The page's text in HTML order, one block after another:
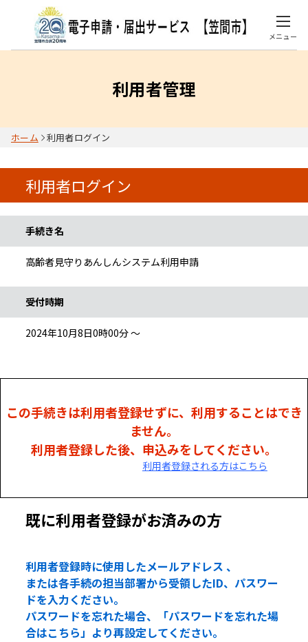
メニュー
利用者管理
ホーム 利用者ログイン
利用者ログイン
手続き名
高齢者見守りあんしんシステム利用申請
受付時期
2024年10月8日0時00分 ～
この手続きは利用者登録せずに、利用することはでき
ません。
利用者登録した後、申込みをしてください。
利用者登録される方はこちら
既に利用者登録がお済みの方
利用者登録時に使用したメールアドレス 、
または各手続の担当部署から受領したID、パスワー
ドを入力ください。
パスワードを忘れた場合、「パスワードを忘れた場
合はこちら」より再設定してください。